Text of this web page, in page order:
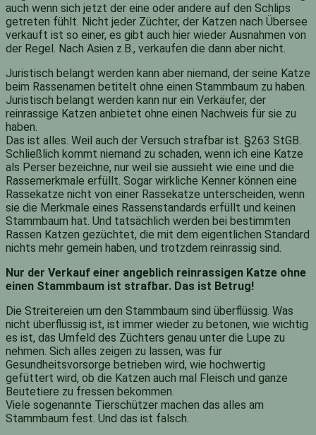
auch wenn sich jetzt der eine oder andere auf den Schlips
getreten fühlt. Nicht jeder Züchter, der Katzen nach Übersee
verkauft ist so einer, es gibt auch hier wieder Ausnahmen von
der Regel. Nach Asien z.B., verkaufen die dann aber nicht.
Juristisch belangt werden kann aber niemand, der seine Katze
beim Rassenamen betitelt ohne einen Stammbaum zu haben.
Juristisch belangt werden kann nur ein Verkäufer, der
reinrassige Katzen anbietet ohne einen Nachweis für sie zu
haben.
Das ist alles. Weil auch der Versuch strafbar ist. §263 StGB.
Schließlich kommt niemand zu schaden, wenn ich eine Katze
als Perser bezeichne, nur weil sie aussieht wie eine und die
Rassemerkmale erfüllt. Sogar wirkliche Kenner können eine
Rassekatze nicht von einer Rassekatze unterscheiden, wenn
sie die Merkmale eines Rassenstandards erfüllt und keinen
Stammbaum hat. Und tatsächlich werden bei bestimmten
Rassen Katzen gezüchtet, die mit dem eigentlichen Standard
nichts mehr gemein haben, und trotzdem reinrassig sind.
Nur der Verkauf einer angeblich reinrassigen Katze ohne
einen Stammbaum ist strafbar. Das ist Betrug!
Die Streitereien um den Stammbaum sind überflüssig. Was
nicht überflüssig ist, ist immer wieder zu betonen, wie wichtig
es ist, das Umfeld des Züchters genau unter die Lupe zu
nehmen. Sich alles zeigen zu lassen, was für
Gesundheitsvorsorge betrieben wird, wie hochwertig
gefüttert wird, ob die Katzen auch mal Fleisch und ganze
Beutetiere zu fressen bekommen.
Viele sogenannte Tierschützer machen das alles am
Stammbaum fest. Und das ist falsch.